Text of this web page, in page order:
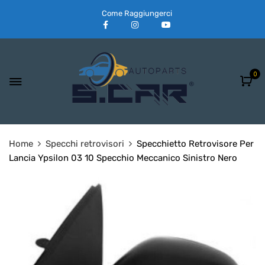
Come Raggiungerci
0
Home Specchi retrovisori
Specchietto Retrovisore Per
Lancia Ypsilon 03 10 Specchio Meccanico Sinistro Nero